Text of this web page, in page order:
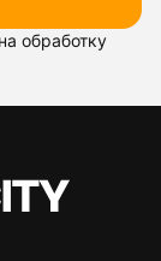
обработку